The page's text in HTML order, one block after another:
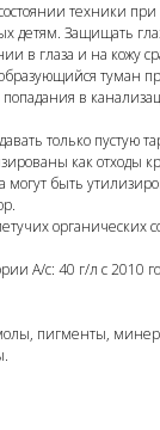
техники при
детям. Защищать
в глаза и на кожу
туман
попадания в
только пустую
как отходы
могут быть
органических
A/с: 40 г/л с 2010
пигменты,